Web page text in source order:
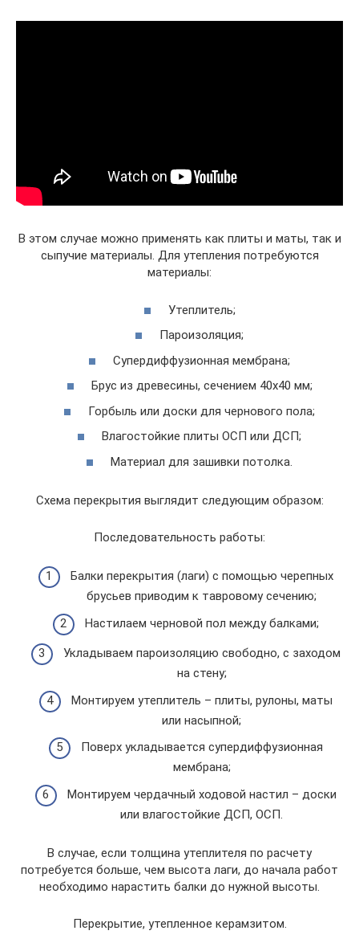
В этом случае можно применять как плиты и маты, так и
сыпучие материалы. Для утепления потребуются
материалы:
Утеплитель;
Пароизоляция;
Супердиффузионная мембрана;
Брус из древесины, сечением 40х40 мм;
Горбыль или доски для чернового пола;
Влагостойкие плиты ОСП или ДСП;
Материал для зашивки потолка.
Схема перекрытия выглядит следующим образом:
Последовательность работы:
Балки перекрытия (лаги) с помощью черепных
брусьев приводим к тавровому сечению;
Настилаем черновой пол между балками;
Укладываем пароизоляцию свободно, с заходом
на стену;
Монтируем утеплитель – плиты, рулоны, маты
или насыпной;
Поверх укладывается супердиффузионная
мембрана;
Монтируем чердачный ходовой настил – доски
или влагостойкие ДСП, ОСП.
В случае, если толщина утеплителя по расчету
потребуется больше, чем высота лаги, до начала работ
необходимо нарастить балки до нужной высоты.
Перекрытие, утепленное керамзитом.